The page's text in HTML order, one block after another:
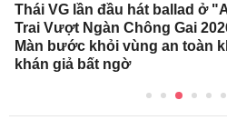
Thái VG lần đầu hát ballad ở
Trai Vượt Ngàn Chông Gai
Màn bước khỏi vùng an toàn
khán giả bất ngờ